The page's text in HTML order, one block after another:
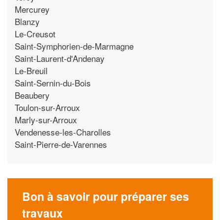
Mercurey
Blanzy
Le-Creusot
Saint-Symphorien-de-Marmagne
Saint-Laurent-d'Andenay
Le-Breuil
Saint-Sernin-du-Bois
Beaubery
Toulon-sur-Arroux
Marly-sur-Arroux
Vendenesse-les-Charolles
Saint-Pierre-de-Varennes
Bon à savoir pour préparer ses
travaux